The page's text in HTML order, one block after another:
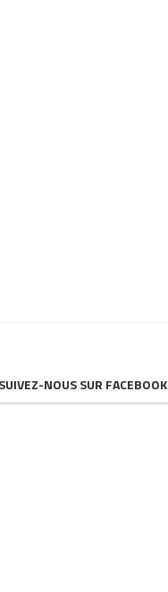
SUIVEZ-NOUS SUR FACEBOOK